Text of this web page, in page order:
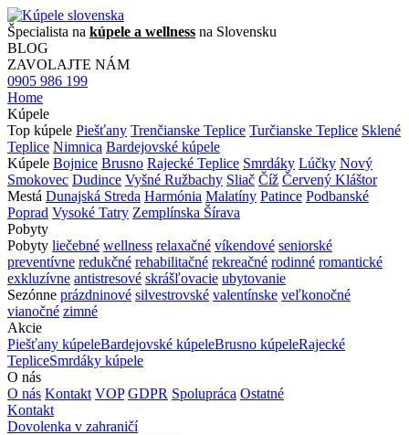
Špecialista na kúpele a wellness na Slovensku
BLOG
ZAVOLAJTE NÁM
0905 986 199
Home
Kúpele
Top kúpele Piešťany Trenčianske Teplice Turčianske Teplice Sklené
Teplice Nimnica Bardejovské kúpele
Kúpele Bojnice Brusno Rajecké Teplice Smrdáky Lúčky Nový
Smokovec Dudince Vyšné Ružbachy Sliač Číž Červený Kláštor
Mestá Dunajská Streda Harmónia Malatíny Patince Podbanské
Poprad Vysoké Tatry Zemplínska Šírava
Pobyty
Pobyty liečebné wellness relaxačné víkendové seniorské
preventívne redukčné rehabilitačné rekreačné rodinné romantické
exkluzívne antistresové skrášľovacie ubytovanie
Sezónne prázdninové silvestrovské valentínske veľkonočné
vianočné zimné
Akcie
Piešťany kúpeleBardejovské kúpeleBrusno kúpeleRajecké
TepliceSmrdáky kúpele
O nás
O nás Kontakt VOP GDPR Spolupráca Ostatné
Kontakt
Dovolenka v zahraničí